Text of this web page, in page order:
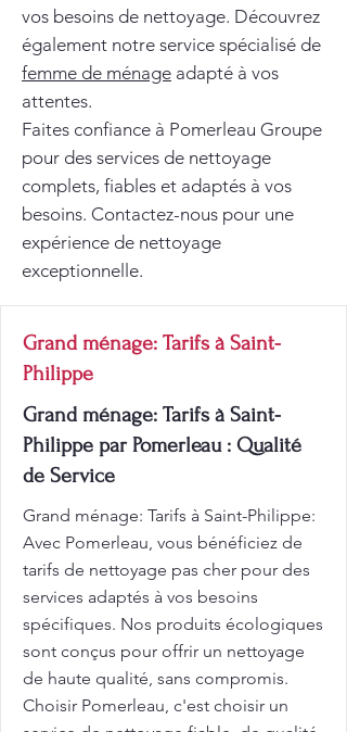
vos besoins de nettoyage. Découvrez
également notre service spécialisé de
femme de ménage adapté à vos
attentes.
Faites confiance à Pomerleau Groupe
pour des services de nettoyage
complets, fiables et adaptés à vos
besoins. Contactez-nous pour une
expérience de nettoyage
exceptionnelle.
Grand ménage: Tarifs à Saint-
Philippe
Grand ménage: Tarifs à Saint-
Philippe par Pomerleau : Qualité
de Service
Grand ménage: Tarifs à Saint-Philippe:
Avec Pomerleau, vous bénéficiez de
tarifs de nettoyage pas cher pour des
services adaptés à vos besoins
spécifiques. Nos produits écologiques
sont conçus pour offrir un nettoyage
de haute qualité, sans compromis.
Choisir Pomerleau, c'est choisir un